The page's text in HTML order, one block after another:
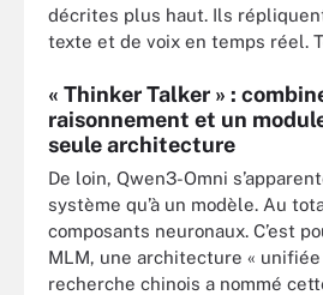
décrites plus haut. Ils
texte et de voix en temps réel.
« Thinker Talker » :
raisonnement et un
seule architecture
De loin, Qwen3-Omni
système qu’à un modèle. Au
composants neuronaux. C’est
MLM, une architecture «
recherche chinois a nommé